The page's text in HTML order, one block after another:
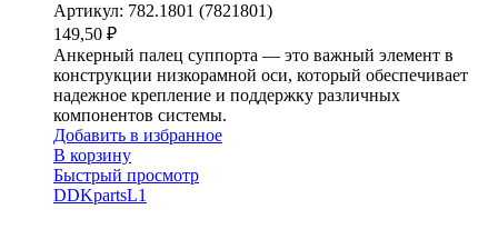
Артикул: 782.1801 (7821801)
149,50 ₽
Анкерный палец суппорта — это важный элемент в
конструкции низкорамной оси, который обеспечивает
надежное крепление и поддержку различных
компонентов системы.
Добавить в избранное
В корзину
Быстрый просмотр
DDKpartsL1